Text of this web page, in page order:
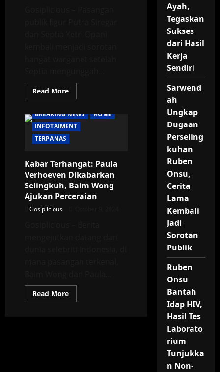
Read MoreRead
more
Yetri
Geram:
“Itu
Orang,
BREAKING NEWS
HOME
INFOTAIMENT
TERPANAS
Kabar Terhangat: Paula
Verhoeven Dikabarkan
Selingkuh, Baim Wong
Ajukan Perceraian
Gosiplicious
Read MoreRead
more
Ayah,
Tegaskan
Sukses
dari Hasil
Kerja
Sendiri
Sarwend
ah
Ungkap
Dugaan
Perseling
kuhan
Ruben
Onsu,
Cerita
Lama
Kembali
Jadi
Sorotan
Publik
Ruben
Onsu
Bantah
Idap HIV,
Hasil Tes
Laborato
rium
Tunjukka
n Non-